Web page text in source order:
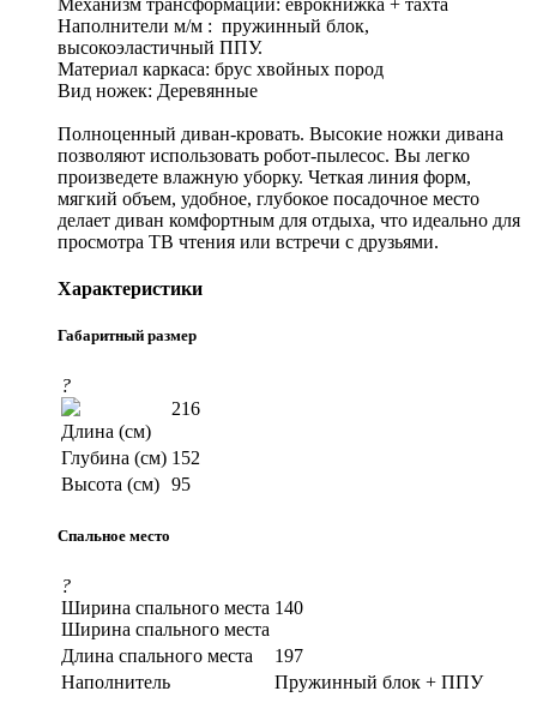
Наполнители м/м : пружинный блок,
высокоэластичный ППУ.
Материал каркаса: брус хвойных пород
Вид ножек: Деревянные
Полноценный диван-кровать. Высокие ножки дивана
позволяют использовать робот-пылесос. Вы легко
произведете влажную уборку. Четкая линия форм,
мягкий объем, удобное, глубокое посадочное место
делает диван комфортным для отдыха, что идеально для
просмотра ТВ чтения или встречи с друзьями.
Характеристики
Габаритный размер
?
Длина (см)
216
Глубина (см) 152
Высота (см) 95
Спальное место
?
Ширина спального места
Ширина спального места
140
Длина спального места
197
Наполнитель
Пружинный блок + ППУ